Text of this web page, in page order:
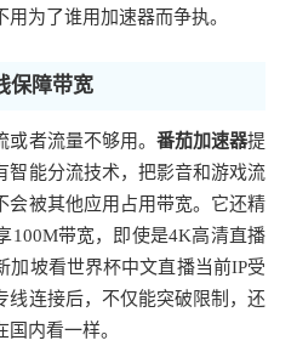
为了谁用加速器而争执。
保障带宽
者流量不够用。 番茄加速器提
智能分流技术，把影音和游戏流
会被其他应用占用带宽。它还精
100M带宽，即使是4K高清直播
加坡看世界杯中文直播当前IP受
线连接后，不仅能突破限制，还
内看一样。